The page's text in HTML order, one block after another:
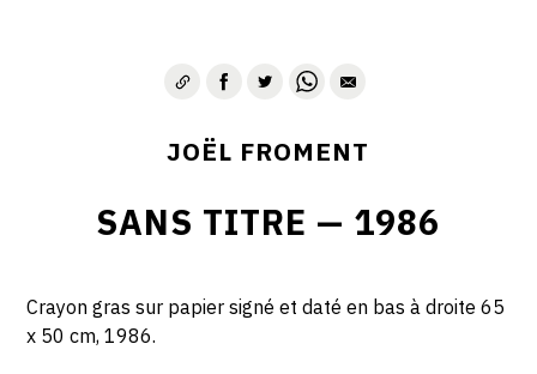
JOËL FROMENT
SANS TITRE — 1986
Crayon gras sur papier signé et daté en bas à droite 65
x 50 cm, 1986.